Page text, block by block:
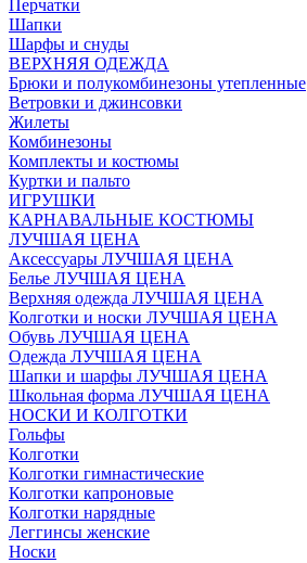
Перчатки
Шапки
Шарфы и снуды
ВЕРХНЯЯ ОДЕЖДА
Брюки и полукомбинезоны утепленные
Ветровки и джинсовки
Жилеты
Комбинезоны
Комплекты и костюмы
Куртки и пальто
ИГРУШКИ
КАРНАВАЛЬНЫЕ КОСТЮМЫ
ЛУЧШАЯ ЦЕНА
Аксессуары ЛУЧШАЯ ЦЕНА
Белье ЛУЧШАЯ ЦЕНА
Верхняя одежда ЛУЧШАЯ ЦЕНА
Колготки и носки ЛУЧШАЯ ЦЕНА
Обувь ЛУЧШАЯ ЦЕНА
Одежда ЛУЧШАЯ ЦЕНА
Шапки и шарфы ЛУЧШАЯ ЦЕНА
Школьная форма ЛУЧШАЯ ЦЕНА
НОСКИ И КОЛГОТКИ
Гольфы
Колготки
Колготки гимнастические
Колготки капроновые
Колготки нарядные
Леггинсы женские
Носки